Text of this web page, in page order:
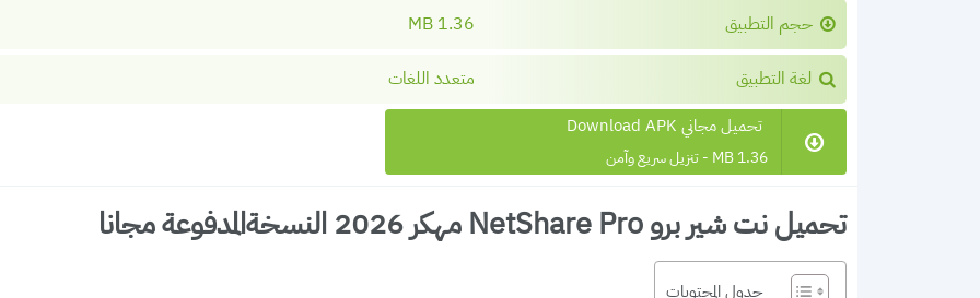
حجم التطبيق 1.36 MB
لغة التطبيق متعدد اللغات
تحميل مجاني Download APK
1.36 MB - تنزيل سريع وآمن
تحميل نت شير برو NetShare Pro مهكر 2026 النسخةالمدفوعة مجانا
جدول المحتويات